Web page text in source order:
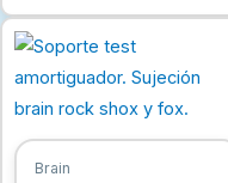
Brain